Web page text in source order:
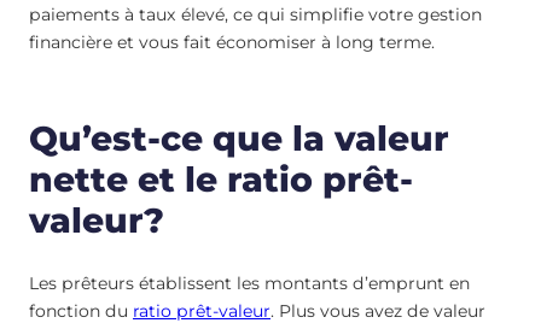
paiements à taux élevé, ce qui simplifie votre gestion
financière et vous fait économiser à long terme.
Qu’est-ce que la valeur
nette et le ratio prêt-
valeur?
Les prêteurs établissent les montants d’emprunt en
fonction du ratio prêt-valeur. Plus vous avez de valeur